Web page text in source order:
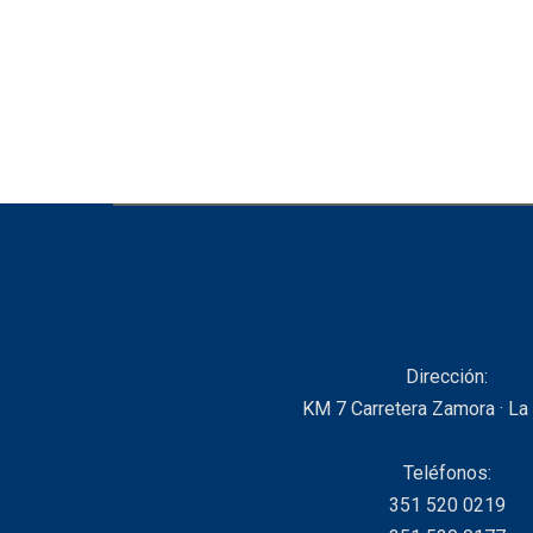
Dirección:
KM 7 Carretera Zamora ·
Teléfonos:
351 520 0219